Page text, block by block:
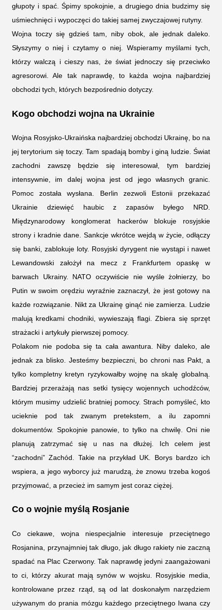
głupoty i spać. Śpimy spokojnie, a drugiego dnia budzimy się
uśmiechnięci i wypoczęci do takiej samej zwyczajowej rutyny.
Wojna toczy się gdzieś tam, niby obok, ale jednak daleko.
Słyszymy o niej i czytamy o niej. Wspieramy myślami tych,
którzy walczą i cieszy nas, że świat jednoczy się przeciwko
agresorowi. Ale tak naprawdę, to każda wojna najbardziej
obchodzi tych, których bezpośrednio dotyczy.
Kogo obchodzi wojna na Ukrainie
Wojna Rosyjsko-Ukraińska najbardziej obchodzi Ukrainę, bo na
jej terytorium się toczy. Tam spadają bomby i giną ludzie. Świat
zachodni zawszę będzie się interesował, tym bardziej
intensywnie, im dalej wojna jest od jego własnych granic.
Pomoc została wysłana. Berlin zezwoli Estonii przekazać
Ukrainie dziewięć haubic z zapasów byłego NRD.
Międzynarodowy konglomerat hackerów blokuje rosyjskie
strony i kradnie dane. Sankcje wkrótce wejdą w życie, odłączy
się banki, zablokuje loty. Rosyjski dyrygent nie wystąpi i nawet
Lewandowski założył na mecz z Frankfurtem opaskę w
barwach Ukrainy. NATO oczywiście nie wyśle żołnierzy, bo
Putin w swoim orędziu wyraźnie zaznaczył, że jest gotowy na
każde rozwiązanie. Nikt za Ukrainę ginąć nie zamierza. Ludzie
malują kredkami chodniki, wywieszają flagi. Zbiera się sprzęt
strażacki i artykuły pierwszej pomocy.
Polakom nie podoba się ta cała awantura. Niby daleko, ale
jednak za blisko. Jesteśmy bezpieczni, bo chroni nas Pakt, a
tylko kompletny kretyn ryzykowałby wojnę na skalę globalną.
Bardziej przerażają nas setki tysięcy wojennych uchodźców,
którym musimy udzielić bratniej pomocy. Strach pomyśleć, kto
ucieknie pod tak zwanym pretekstem, a ilu zapomni
dokumentów. Spokojnie panowie, to tylko na chwilę. Oni nie
planują zatrzymać się u nas na dłużej. Ich celem jest
“zachodni” Zachód. Takie na przykład UK. Borys bardzo ich
wspiera, a jego wyborcy już marudzą, że znowu trzeba kogoś
przyjmować, a przecież im samym jest coraz ciężej.
Co o wojnie myślą Rosjanie
Co ciekawe, wojna niespecjalnie interesuje przeciętnego
Rosjanina, przynajmniej tak długo, jak długo rakiety nie zaczną
spadać na Plac Czerwony. Tak naprawdę jedyni zaangażowani
to ci, którzy akurat mają synów w wojsku. Rosyjskie media,
kontrolowane przez rząd, są od lat doskonałym narzędziem
używanym do prania mózgu każdego przeciętnego Iwana czy